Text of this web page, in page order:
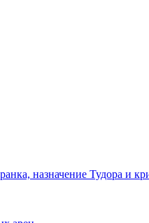
назначение Тудора и